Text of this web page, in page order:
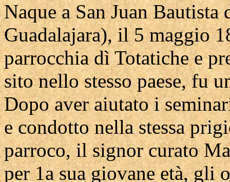
Naque a San Juan
Guadalajara), il 5 maggio
parrocchia dì Totatiche e
sito nello stesso paese, fu
Dopo aver aiutato i
e condotto nella stessa
parroco, il signor curato
per 1a sua giovane età,